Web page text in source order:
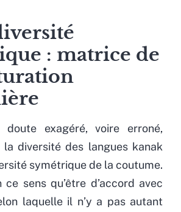
: matrice de
exagéré, voire erroné,
la diversité des langues kanak
symétrique de la coutume.
sens qu’être d’accord avec
laquelle il n’y a pas autant